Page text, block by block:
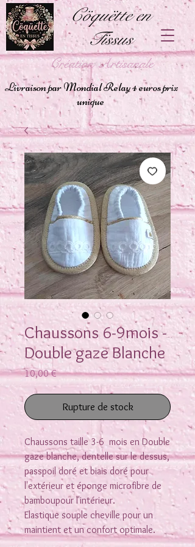
Cöquëtte en
Tïssus
Création Artisanale
Livraison par Mondial Relay 4 euros prix
unique
Chaussons 6-9mois -
Double gaze Blanche
10,00 €Prix
Rupture de stock
Chaussons taille 3-6 mois en Double
gaze blanche, dentelle sur le dessus,
passpoil doré et biais doré pour
l'extérieur et éponge microfibre de
bamboupour l'intérieur.
Elastique souple cheville pour un
maintient et un confort optimale.